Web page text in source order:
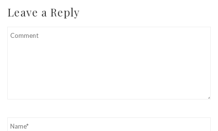
Leave a Reply